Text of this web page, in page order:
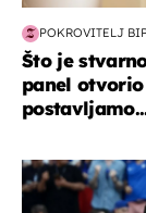
POKROVITELJ
Što je
panel
svjetsko